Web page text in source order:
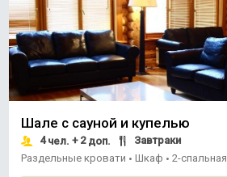
Шале с сауной и купелью
4чел. + 2доп.
Завтраки
Раздельные кровати • Шкаф • 2-